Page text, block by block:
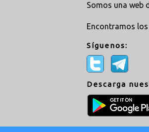
Somos una web
Encontramos
Síguenos:
Descarga